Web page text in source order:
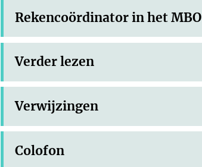
Rekencoördinator in het MBO
Verder lezen
Verwijzingen
Colofon